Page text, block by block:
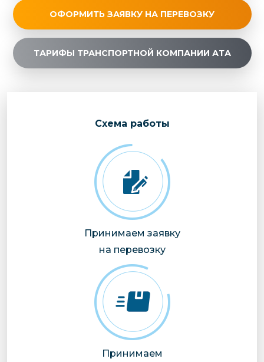
ОФОРМИТЬ ЗАЯВКУ НА ПЕРЕВОЗКУ
ТАРИФЫ ТРАНСПОРТНОЙ КОМПАНИИ АТА
Cхема работы
Принимаем заявку
на перевозку
Принимаем